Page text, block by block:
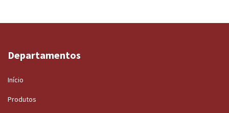
Departamentos
Início
Produtos